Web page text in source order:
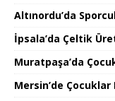
Altınordu’da
İpsala’da Çeltik
Muratpaşa’da
Mersin’de